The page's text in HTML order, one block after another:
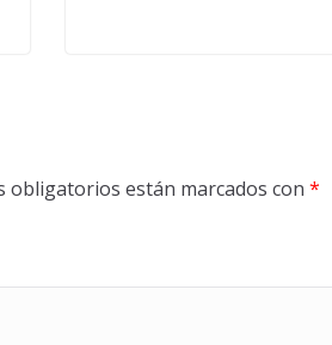
obligatorios están marcados con *